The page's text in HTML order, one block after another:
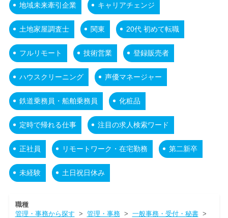
地域未来牽引企業 キャリアチェンジ
土地家屋調査士 関東 20代 初めて転職
フルリモート 技術営業 登録販売者
ハウスクリーニング 声優マネージャー
鉄道乗務員・船舶乗務員 化粧品
定時で帰れる仕事 注目の求人検索ワード
正社員 リモートワーク・在宅勤務 第二新卒
未経験 土日祝日休み
職種
管理・事務から探す > 管理・事務> 一般事務・受付・秘書>